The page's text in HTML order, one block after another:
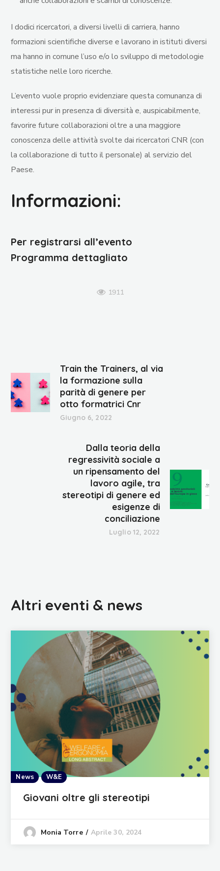
I dodici ricercatori, a diversi livelli di carriera, hanno
formazioni scientifiche diverse e lavorano in istituti diversi
ma hanno in comune l’uso e/o lo sviluppo di metodologie
statistiche nelle loro ricerche.
L’evento vuole proprio evidenziare questa comunanza di
interessi pur in presenza di diversità e, auspicabilmente,
favorire future collaborazioni oltre a una maggiore
conoscenza delle attività svolte dai ricercatori CNR (con
la collaborazione di tutto il personale) al servizio del
Paese.
Informazioni:
Per registrarsi all’evento
Programma dettagliato
1911
Train the Trainers, al via
la formazione sulla
parità di genere per
otto formatrici Cnr
Giugno 6, 2022
Dalla teoria della
regressività sociale a
un ripensamento del
lavoro agile, tra
stereotipi di genere ed
esigenze di
conciliazione
Luglio 12, 2022
Altri eventi & news
News W&E
Giovani oltre gli stereotipi
Monia Torre Aprile 30, 2024